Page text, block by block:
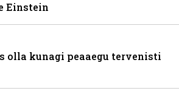
Einstein
olla kunagi peaaegu tervenisti